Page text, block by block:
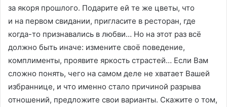
за якоря прошлого. Подарите ей те же цветы, что
и на первом свидании, пригласите в ресторан, где
когда-то признавались в любви… Но на этот раз всё
должно быть иначе: измените своё поведение,
комплименты, проявите яркость страстей… Если Вам
сложно понять, чего на самом деле не хватает Вашей
избраннице, и что именно стало причиной разрыва
отношений, предложите свои варианты. Скажите о том,